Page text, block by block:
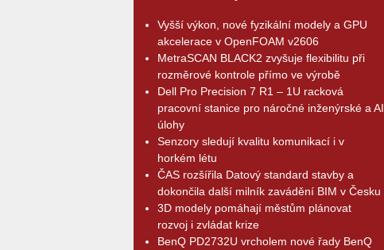
Vyšší výkon, nové fyzikální modely a GPU
akcelerace v OpenFOAM v2606
MetraSCAN BLACK2 zvyšuje flexibilitu při
rozměrové kontrole přímo ve výrobě
Dell Pro Precision 7 R1 – 1U racková
pracovní stanice pro náročné inženýrské a AI
úlohy
Senzory sledují kvalitu komunikací i v
horkém létu
ČAS rozšířila Datový standard stavby a
dokončila další milník zavádění BIM v Česku
3D modely pomáhají městům plánovat
rozvoj i zvládat krize
BenQ PD2732U vrcholem nové řady BenQ